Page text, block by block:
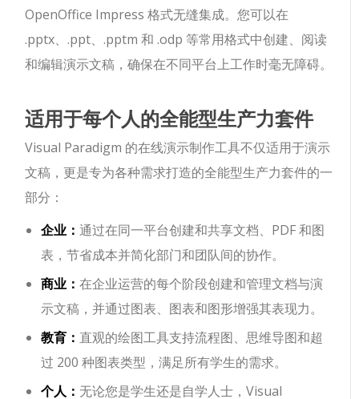
OpenOffice Impress 格式无缝集成。您可以在
.pptx、.ppt、.pptm 和 .odp 等常用格式中创建、阅读
和编辑演示文稿，确保在不同平台上工作时毫无障碍。
适用于每个人的全能型生产力套件
Visual Paradigm 的在线演示制作工具不仅适用于演示
文稿，更是专为各种需求打造的全能型生产力套件的一
部分：
企业：通过在同一平台创建和共享文档、PDF 和图
表，节省成本并简化部门和团队间的协作。
商业：在企业运营的每个阶段创建和管理文档与演
示文稿，并通过图表、图表和图形增强其表现力。
教育： 直观的绘图工具支持流程图、思维导图和超
过 200 种图表类型，满足所有学生的需求。
个人： 无论您是学生还是自学人士，Visual